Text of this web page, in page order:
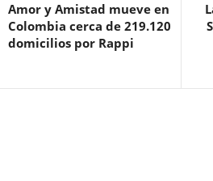
Amor y Amistad mueve en
Colombia cerca de 219.120
domicilios por Rappi